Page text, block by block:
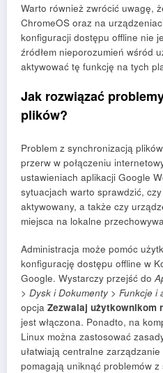
Warto również zwrócić uwagę,
ChromeOS oraz na
konfiguracji dostępu offline nie
źródłem nieporozumień wśród
aktywować tę funkcję na tych
Jak rozwiązać
plików?
Problem z synchronizacją
przerw w połączeniu
ustawieniach aplikacji Google
sytuacjach warto sprawdzić,
aktywowany, a także czy
miejsca na lokalne
Administracja może pomóc
konfigurację dostępu offline w
Google. Wystarczy przejść do
> Dysk i Dokumenty > Funkcje i
opcja Zezwalaj użytkownikom
jest włączona. Ponadto, na
Linux można zastosować
ułatwiają centralne
pomagają uniknąć problemów